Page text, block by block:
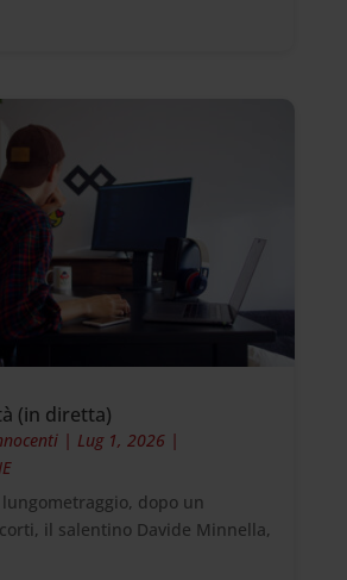
(in diretta)
| Lug 1, 2026|
dopo un
il salentino Davide Minnella,